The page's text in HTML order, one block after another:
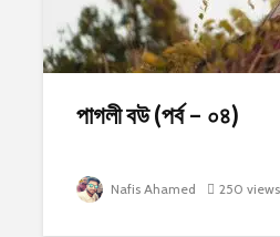
পাগলী বউ (পর্ব – ০৪)
Nafis Ahamed 250 views